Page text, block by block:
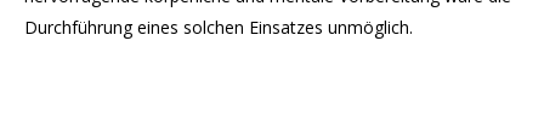
Durchführung eines solchen Einsatzes unmöglich.